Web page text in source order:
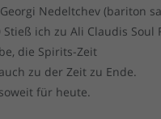
Nedeltchev (bariton
Stieß ich zu Ali Claudis Soul
die Spirits-Zeit
zu der Zeit zu Ende.
für heute.